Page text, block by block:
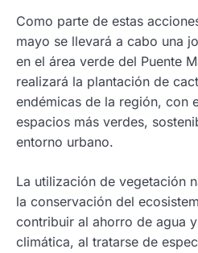
Como parte de estas
mayo se llevará a cabo una
en el área verde del Puente
realizará la plantación de
endémicas de la región, con
espacios más verdes,
entorno urbano.
La utilización de vegetación
la conservación del
contribuir al ahorro de agua
climática, al tratarse de